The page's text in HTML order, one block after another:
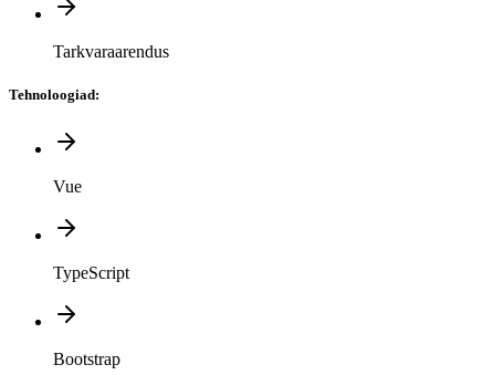
Tarkvaraarendus
Tehnoloogiad:
Vue
TypeScript
Bootstrap